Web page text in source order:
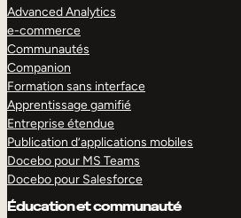
Advanced Analytics
e-commerce
Communautés
Companion
Formation sans interface
Apprentissage gamifié
Entreprise étendue
Publication d’applications mobiles
Docebo pour MS Teams
Docebo pour Salesforce
Éducation et communauté